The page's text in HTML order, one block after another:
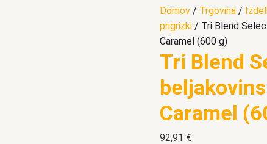
Domov / Trgovina /
prigrizki / Tri Blend
Caramel (600 g)
Tri Blend
Caramel
92,91 €